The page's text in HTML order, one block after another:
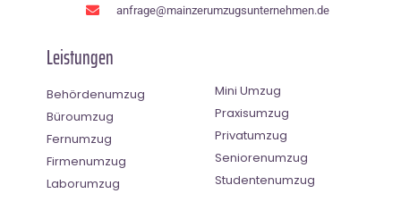
anfrage@mainzerumzugsunternehmen.de
Leistungen
Behördenumzug
Büroumzug
Fernumzug
Firmenumzug
Laborumzug
Mini Umzug
Praxisumzug
Privatumzug
Seniorenumzug
Studentenumzug